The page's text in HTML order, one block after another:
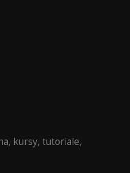
kursy, tutoriale,